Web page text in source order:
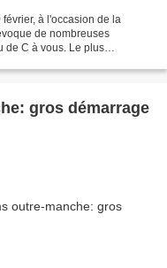
à l'occasion de la
de nombreuses
de C à vous. Le plus
gros démarrage